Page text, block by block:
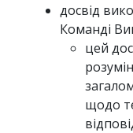
досвід
Команді
цей
щодо